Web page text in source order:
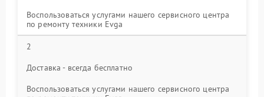
Воспользоваться услугами нашего сервисного центра
по ремонту техники Evga
2
Доставка - всегда бесплатно
Воспользоваться услугами нашего сервисного центра